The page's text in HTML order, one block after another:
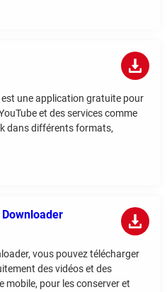
une application gratuite pour
et des services comme
dans différents formats,
vous pouvez télécharger
des vidéos et des
mobile, pour les conserver et